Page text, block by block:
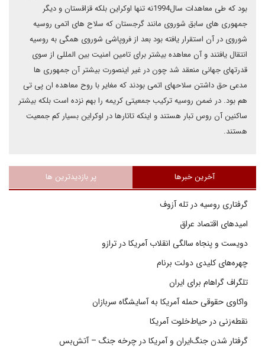
بود که طی معاهدات سال1994نه تنها اوکراین بلکه قزاقستان و دیگر
جمهوری های سابق شوروی مانند گرجستان که سلاح های اتمی روسیه
شوروی در آن استقرار یافته بود بعد از فروپاشی شوروی همگی به روسیه
انتقال یافتند و آن معاهده بیشتر برای تامین امنیت بین المللی از سوی
قدرتهای جهانی منعقد شد چون در غیر اینصورت بیشتر آن جمهوری ها
مدعی حق داشتن سلاحهای اتمی بودند که مغایر با روح معاهده ان پی تی
هم بود. در ضمن روسیه ترکیب جمعیتی کریمه را بهم نزده است بلکه بیشتر
ساکنین آن روس تبار هستند و اینکه تاتارها در اوکراین بسیار کم جمعیت
هستند.
آخرین خبرها پر بازدیدترین ها
گرفتاری روسیه در تله آزوف
امیدهای اقتصاد عراق
دویست و پنجاه سالگی انقلاب آمریکا در ترازو
چهره‌های کلیدی دولت برنام
تلگراف گراهام برای ایران
واکاوی حقوقی حمله آمریکا به آسایشگاه سربازان
نقطه‌زنی در حیاط‌خلوت آمریکا
گرفتار شدن جنگ‌ایران و آمریکا در چرخه جنگ – آتش‌بس